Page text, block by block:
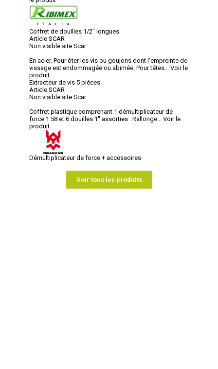
Coffret de douilles 1/2" longues
Article SCAR
Non visible site Scar
En acier. Pour ôter les vis ou goujons dont l'empreinte de
vissage est endommagée ou abimée. Pour têtes...
Voir le
produit
Extracteur de vis 5 pièces
Article SCAR
Non visible site Scar
Coffret plastique comprenant 1 démultiplicateur de
force 1:58 et 6 douilles 1'' assorties . Rallonge...
Voir le
produit
Démultiplicateur de force + accessoires
Voir tous les produits